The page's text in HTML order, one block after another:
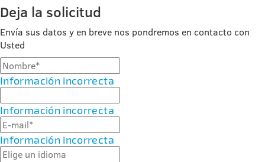
Deja la solicitud
Envía sus datos y en breve nos pondremos en contacto con
Usted
Información incorrecta
Información incorrecta
Información incorrecta